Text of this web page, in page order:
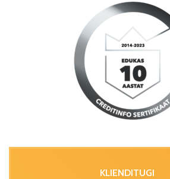
KLIENDITUGI